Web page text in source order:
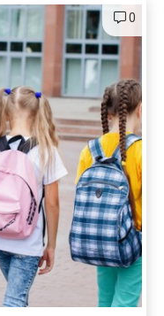
0